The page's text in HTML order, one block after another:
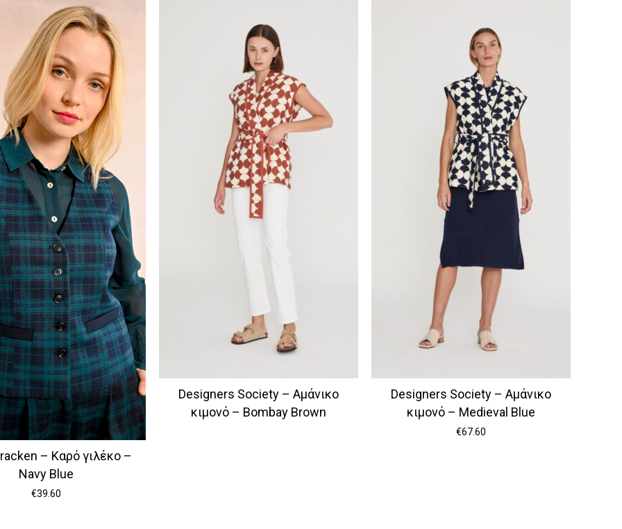
– Καρό γιλέκο –
Navy Blue
€39.60
Designers Society – Αμάνικο
κιμονό – Bombay Brown
Designers Society – Αμάνικο
κιμονό – Medieval Blue
€67.60